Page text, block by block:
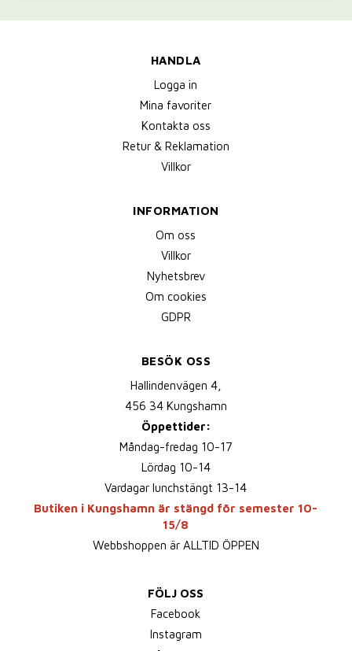
HANDLA
Logga in
Mina favoriter
Kontakta oss
Retur & Reklamation
Villkor
INFORMATION
Om oss
Villkor
Nyhetsbrev
Om cookies
GDPR
BESÖK OSS
Hallindenvägen 4,
456 34 Kungshamn
Öppettider:
Måndag-fredag 10-17
Lördag 10-14
Vardagar lunchstängt 13-14
Butiken i Kungshamn är stängd för semester 10-
15/8
Webbshoppen är ALLTID ÖPPEN
FÖLJ OSS
Facebook
Instagram